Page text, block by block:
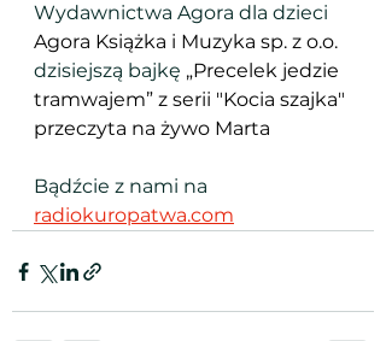
Wydawnictwa Agora dla dzieci
Agora Książka i Muzyka sp. z o.o.
dzisiejszą bajkę „Precelek jedzie
tramwajem” z serii "Kocia szajka"
przeczyta na żywo Marta
Bądźcie z nami na
radiokuropatwa.com